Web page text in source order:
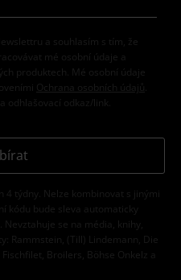
a souhlasím s tím, že
mé osobní údaje a
produktech. Mé osobní údaje
Ochrana osobních údajů
odhlašovací odkaz/link.
4 týdny. Nelze kombinovat s jinými
kódu bude sleva automaticky
Nevztahuje se na média, knihy,
Rammstein, (Till) Lindemann, Die
Broilers, Böhse Onkelz a